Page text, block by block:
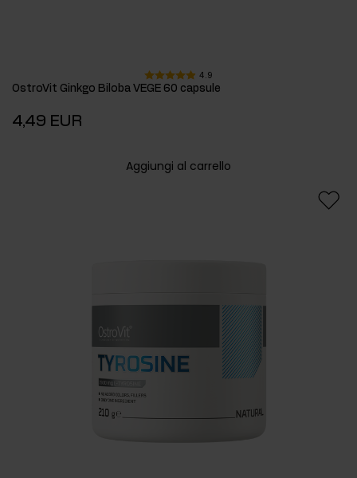
4.9
OstroVit Ginkgo Biloba VEGE 60 capsule
4,49 EUR
Aggiungi al carrello